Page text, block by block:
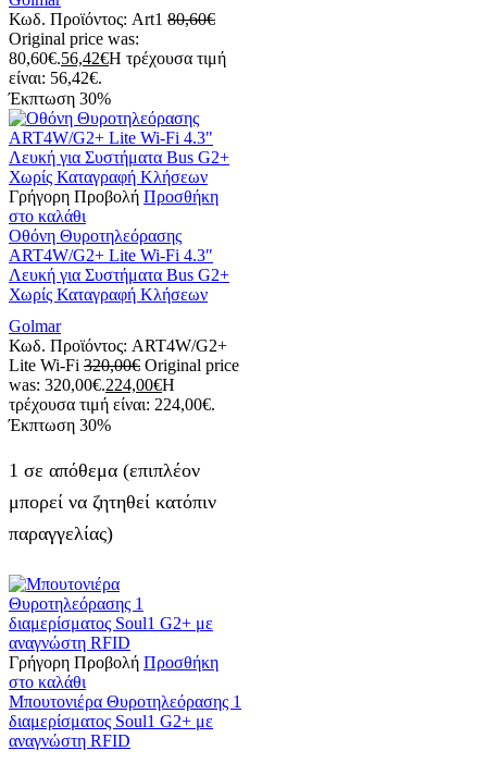
Κωδ. Προϊόντος: Art1 80,60€
Original price was:
80,60€.56,42€Η τρέχουσα τιμή
είναι: 56,42€.
Έκπτωση 30%
Γρήγορη Προβολή Προσθήκη
στο καλάθι
Οθόνη Θυροτηλεόρασης
ART4W/G2+ Lite Wi-Fi 4.3″
Λευκή για Συστήματα Bus G2+
Χωρίς Καταγραφή Κλήσεων
Golmar
Κωδ. Προϊόντος: ART4W/G2+
Lite Wi-Fi 320,00€ Original price
was: 320,00€.224,00€Η
τρέχουσα τιμή είναι: 224,00€.
Έκπτωση 30%
1 σε απόθεμα (επιπλέον
μπορεί να ζητηθεί κατόπιν
παραγγελίας)
Γρήγορη Προβολή Προσθήκη
στο καλάθι
Μπουτονιέρα Θυροτηλεόρασης 1
διαμερίσματος Soul1 G2+ με
αναγνώστη RFID